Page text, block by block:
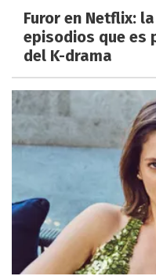
Furor en Netflix:
episodios que es
del K-drama